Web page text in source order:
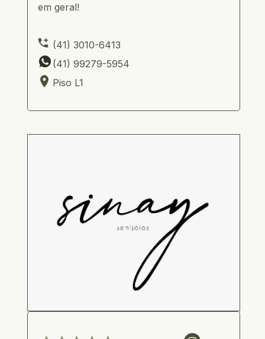
em geral!
(41) 3010-6413
(41) 99279-5954
Piso L1